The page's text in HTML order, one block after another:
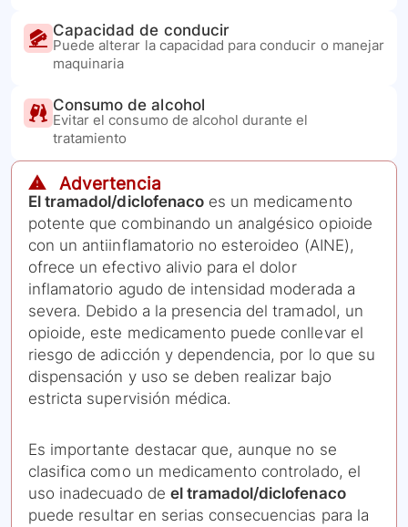
Capacidad de conducir
Puede alterar la capacidad para conducir o manejar
maquinaria
Consumo de alcohol
Evitar el consumo de alcohol durante el
tratamiento
⚠️ Advertencia
El tramadol/diclofenacoes un medicamento
potente que combinando un analgésico opioide
con un antiinflamatorio no esteroideo (AINE),
ofrece un efectivo alivio para el dolor
inflamatorio agudo de intensidad moderada a
severa. Debido a la presencia del tramadol, un
opioide, este medicamento puede conllevar el
riesgo de adicción y dependencia, por lo que su
dispensación y uso se deben realizar bajo
estricta supervisión médica.
Es importante destacar que, aunque no se
clasifica como un medicamento controlado, el
uso inadecuado de el tramadol/diclofenaco
puede resultar en serias consecuencias para la